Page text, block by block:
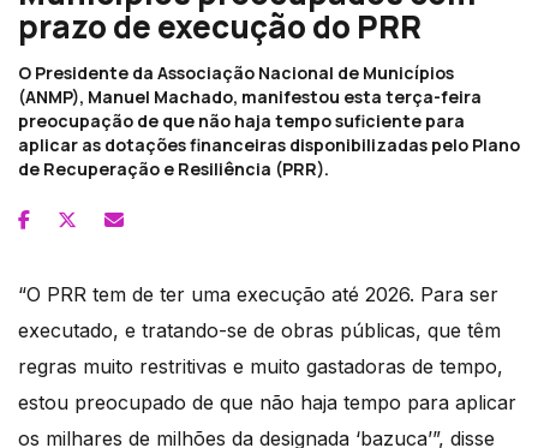
prazo de execução do PRR
O Presidente da Associação Nacional de Municípios
(ANMP), Manuel Machado, manifestou esta terça-feira
preocupação de que não haja tempo suficiente para
aplicar as dotações financeiras disponibilizadas pelo Plano
de Recuperação e Resiliência (PRR).
“O PRR tem de ter uma execução até 2026. Para ser
executado, e tratando-se de obras públicas, que têm
regras muito restritivas e muito gastadoras de tempo,
estou preocupado de que não haja tempo para aplicar
os milhares de milhões da designada ‘bazuca’”, disse